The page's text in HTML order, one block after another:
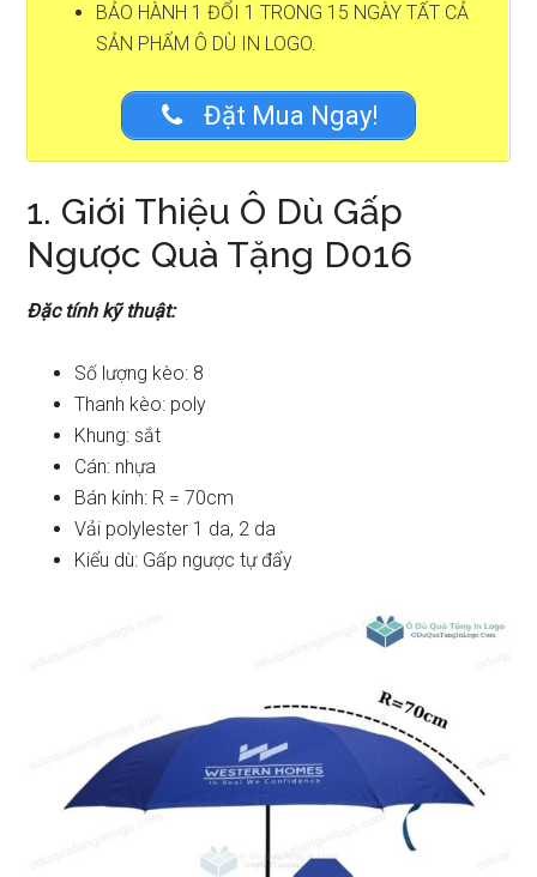
BẢO HÀNH 1 ĐỔI 1 TRONG 15 NGÀY TẤT CẢ
SẢN PHẨM Ô DÙ IN LOGO.
Đặt Mua Ngay!
1. Giới Thiệu Ô Dù Gấp
Ngược Quà Tặng D016
Đặc tính kỹ thuật:
Số lượng kèo: 8
Thanh kèo: poly
Khung: sắt
Cán: nhựa
Bán kính: R = 70cm
Vải polylester 1 da, 2 da
Kiểu dù: Gấp ngược tự đẩy